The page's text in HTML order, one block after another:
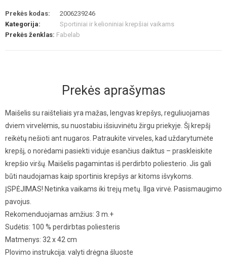
Prekės kodas:
2006239246
Kategorija:
Sportiniai ir kelioniniai krepšiai vaikams
Prekės ženklas: Fabelab
Prekės aprašymas
Maišelis su raišteliais yra mažas, lengvas krepšys, reguliuojamas
dviem virvelėmis, su nuostabiu išsiuvinėtu žirgu priekyje. Šį krepšį
reikėtų nešioti ant nugaros. Patraukite virveles, kad uždarytumėte
krepšį, o norėdami pasiekti viduje esančius daiktus – praskleiskite
krepšio viršų. Maišelis pagamintas iš perdirbto poliesterio. Jis gali
būti naudojamas kaip sportinis krepšys ar kitoms išvykoms.
ĮSPĖJIMAS! Netinka vaikams iki trejų metų. Ilga virvė. Pasismaugimo
pavojus.
Rekomenduojamas amžius: 3 m.+
Sudėtis: 100 % perdirbtas poliesteris
Matmenys: 32 x 42 cm
Plovimo instrukcija: valyti drėgna šluoste